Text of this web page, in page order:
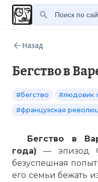
Назад
Бегство в
#бегство #людовик
#французская
Бегство в
года) — эпизод
безуспешная
его семьи бежать